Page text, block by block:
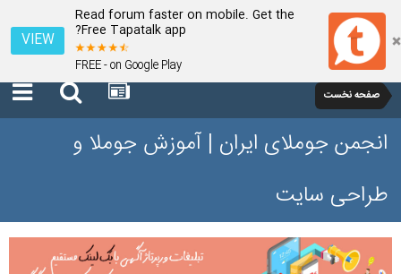
Read forum faster on mobile. Get the
Free Tapatalk app?
FREE - on Google Play
VIEW
صفحه نخست
انجمن جوملای ایران | آموزش جوملا و
طراحی سایت